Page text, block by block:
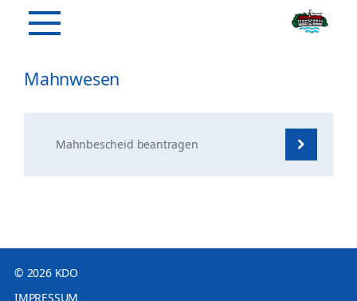
Mahnwesen
Mahnbescheid beantragen
© 2026 KDO
IMPRESSUM